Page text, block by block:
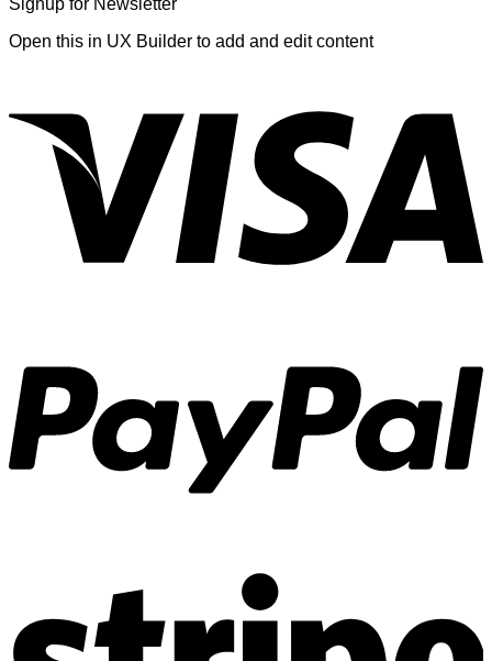
Signup for Newsletter
Open this in UX Builder to add and edit content